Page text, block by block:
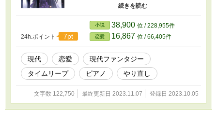
届く。手紙には、自宅にある練習室室Cのピアノ
を弾けば、女の子の霊が力を貸してくれるかも
しれないとあった。やり直したいと思った花音
は、トラウマを克服してピアノを弾き過去に戻
る。やり直しの人生で秀真という男性に会い、
恋をするが――。 ※ 表紙はニジジャーニーで
生成しました
24h.ポイント 7pt
小説 38,900 位 / 228,955件
恋愛 16,867 位 / 66,405件
現代 恋愛
現代ファンタジー
タイムリープ
ピアノ やり直し
文字数 122,750 最終更新日 2023.11.07 登録日 2023.10.05